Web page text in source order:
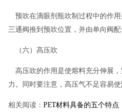
预吹在滴眼剂瓶吹制过程中的作
三通阀推到预吹位置，并由单向阀
（六）高压吹
高压吹的作用是使熔料充分伸展
力。同时要注意，高压气不足容易使
相关阅读： PET材料具备的五个特点